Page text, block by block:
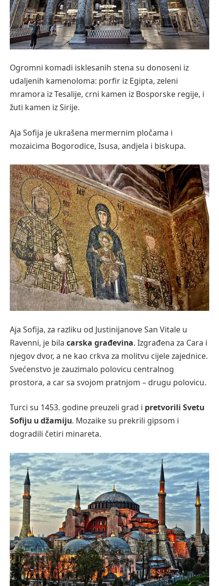
Ogromni komadi isklesanih stena su donoseni iz
udaljenih kamenoloma: porfir iz Egipta, zeleni
mramora iz Tesalije, crni kamen iz Bosporske regije, i
žuti kamen iz Sirije.
Aja Sofija je ukrašena mermernim pločama i
mozaicima Bogorodice, Isusa, andjela i biskupa.
Aja Sofija, za razliku od Justinijanove San Vitale u
Ravenni, je bila carska građevina. Izgrađena za Cara i
njegov dvor, a ne kao crkva za molitvu cijele zajednice.
Svećenstvo je zauzimalo polovicu centralnog
prostora, a car sa svojom pratnjom – drugu polovicu.
Turci su 1453. godine preuzeli grad i pretvorili Svetu
Sofiju u džamiju. Mozaike su prekrili gipsom i
dogradili četiri minareta.